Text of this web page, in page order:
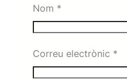
Nom *
Correu electrònic *